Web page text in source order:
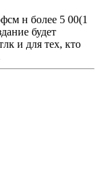
н более 5 00(1
будет
и для тех, кто